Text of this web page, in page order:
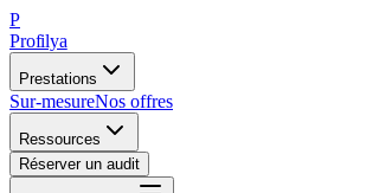
P
Profilya
Prestations
Sur-mesureNos offres
Ressources
Réserver un audit